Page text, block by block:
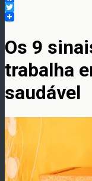
Facebook
Twitter
Os 9
trabalha
saudável